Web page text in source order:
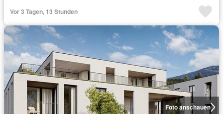
Vor 3 Tagen, 13 Stunden
Foto anschauen